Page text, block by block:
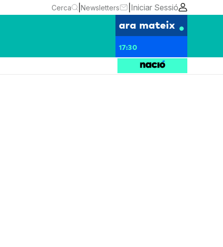
Cerca Newsletters Iniciar Sessió
ara mateix
17:30